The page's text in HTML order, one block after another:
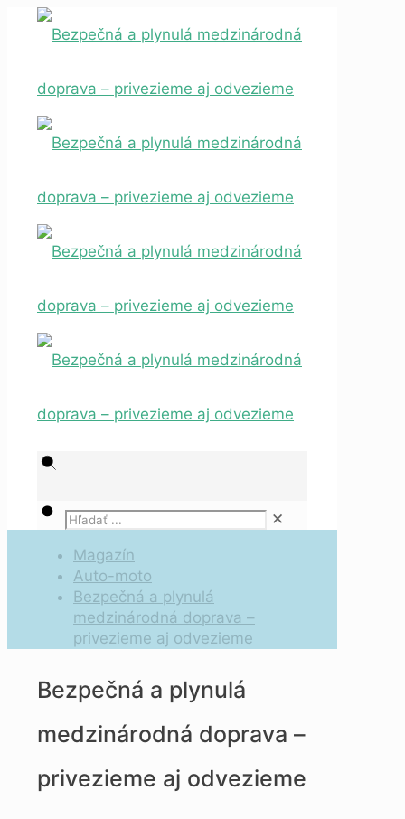
✕
Magazín
Auto-moto
Bezpečná a plynulá
medzinárodná doprava –
privezieme aj odvezieme
Bezpečná a plynulá
medzinárodná doprava –
privezieme aj odvezieme